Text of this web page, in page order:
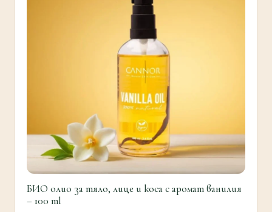
БИО олио за тяло, лице и коса с аромат ванилия
– 100 ml